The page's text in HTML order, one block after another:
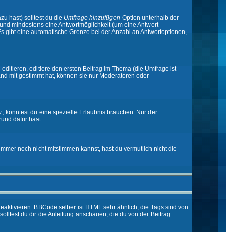
hast) solltest du die Umfrage hinzufügen-Option unterhalb der
mindestens eine Antwortmöglichkeit (um eine Antwort
gibt eine automatische Grenze bei der Anzahl an Antwortoptionen,
editiere den ersten Beitrag im Thema (die Umfrage ist
mit gestimmt hat, können sie nur Moderatoren oder
könntest du eine spezielle Erlaubnis brauchen. Nur der
dafür hast.
noch nicht mitstimmen kannst, hast du vermutlich nicht die
BBCode selber ist HTML sehr ähnlich, die Tags sind von
du dir die Anleitung anschauen, die du von der Beitrag